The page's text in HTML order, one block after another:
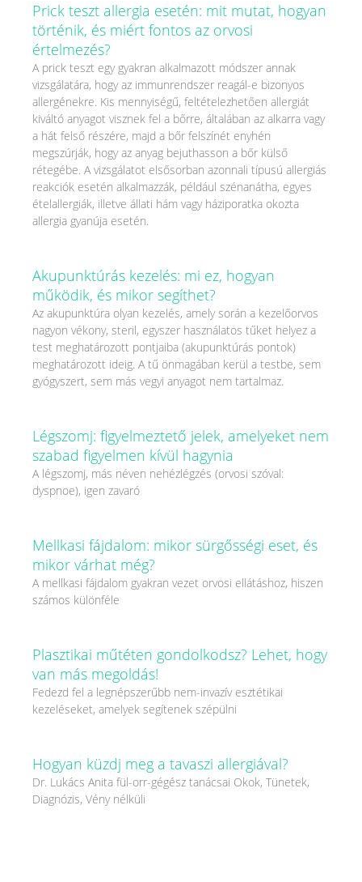
Prick teszt allergia esetén: mit mutat, hogyan
történik, és miért fontos az orvosi
értelmezés?
A prick teszt egy gyakran alkalmazott módszer annak
vizsgálatára, hogy az immunrendszer reagál-e bizonyos
allergénekre. Kis mennyiségű, feltételezhetően allergiát
kiváltó anyagot visznek fel a bőrre, általában az alkarra vagy
a hát felső részére, majd a bőr felszínét enyhén
megszúrják, hogy az anyag bejuthasson a bőr külső
rétegébe. A vizsgálatot elsősorban azonnali típusú allergiás
reakciók esetén alkalmazzák, például szénanátha, egyes
ételallergiák, illetve állati hám vagy háziporatka okozta
allergia gyanúja esetén.
Akupunktúrás kezelés: mi ez, hogyan
működik, és mikor segíthet?
Az akupunktúra olyan kezelés, amely során a kezelőorvos
nagyon vékony, steril, egyszer használatos tűket helyez a
test meghatározott pontjaiba (akupunktúrás pontok)
meghatározott ideig. A tű önmagában kerül a testbe, sem
gyógyszert, sem más vegyi anyagot nem tartalmaz.
Légszomj: figyelmeztető jelek, amelyeket nem
szabad figyelmen kívül hagynia
A légszomj, más néven nehézlégzés (orvosi szóval:
dyspnoe), igen zavaró
Mellkasi fájdalom: mikor sürgősségi eset, és
mikor várhat még?
A mellkasi fájdalom gyakran vezet orvosi ellátáshoz, hiszen
számos különféle
Plasztikai műtéten gondolkodsz? Lehet, hogy
van más megoldás!
Fedezd fel a legnépszerűbb nem-invazív esztétikai
kezeléseket, amelyek segítenek szépülni
Hogyan küzdj meg a tavaszi allergiával?
Dr. Lukács Anita fül-orr-gégész tanácsai Okok, Tünetek,
Diagnózis, Vény nélküli